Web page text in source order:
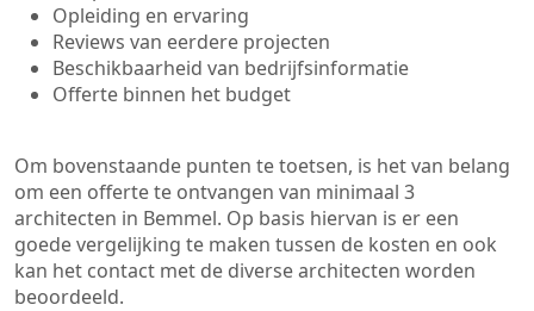
Opleiding en ervaring
Reviews van eerdere projecten
Beschikbaarheid van bedrijfsinformatie
Offerte binnen het budget
Om bovenstaande punten te toetsen, is het van belang
om een offerte te ontvangen van minimaal 3
architecten in Bemmel. Op basis hiervan is er een
goede vergelijking te maken tussen de kosten en ook
kan het contact met de diverse architecten worden
beoordeeld.